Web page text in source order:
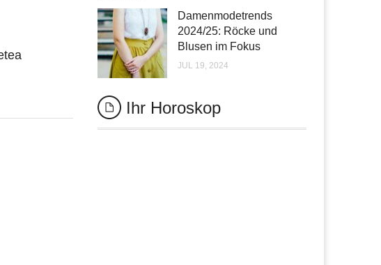
Damenmodetrends
2024/25: Röcke und
Blusen im Fokus
JUL 19, 2024
Ihr Horoskop